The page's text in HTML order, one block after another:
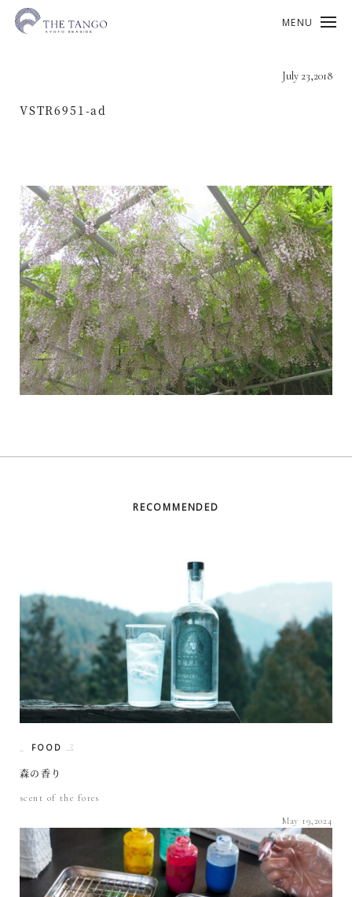
MENU
July 23,2018
VSTR6951-ad
RECOMMENDED
FOOD
森の香り
scent of the fores
May 19,2024